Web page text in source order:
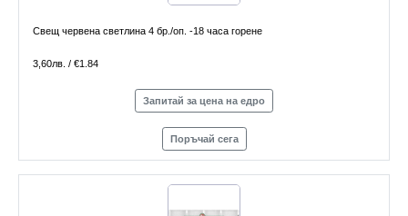
Свещ червена светлина 4 бр./оп. -18 часа горене
3,60лв. / €1.84
Запитай за цена на едро
Поръчай сега